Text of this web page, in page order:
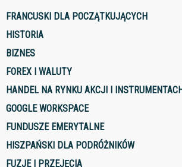
FRANCUSKI DLA POCZĄTKUJĄCYCH
HISTORIA
BIZNES
FOREX I WALUTY
HANDEL NA RYNKU AKCJI I
GOOGLE WORKSPACE
FUNDUSZE EMERYTALNE
HISZPAŃSKI DLA PODRÓŻNIKÓW
FUZJE I PRZEJĘCIA